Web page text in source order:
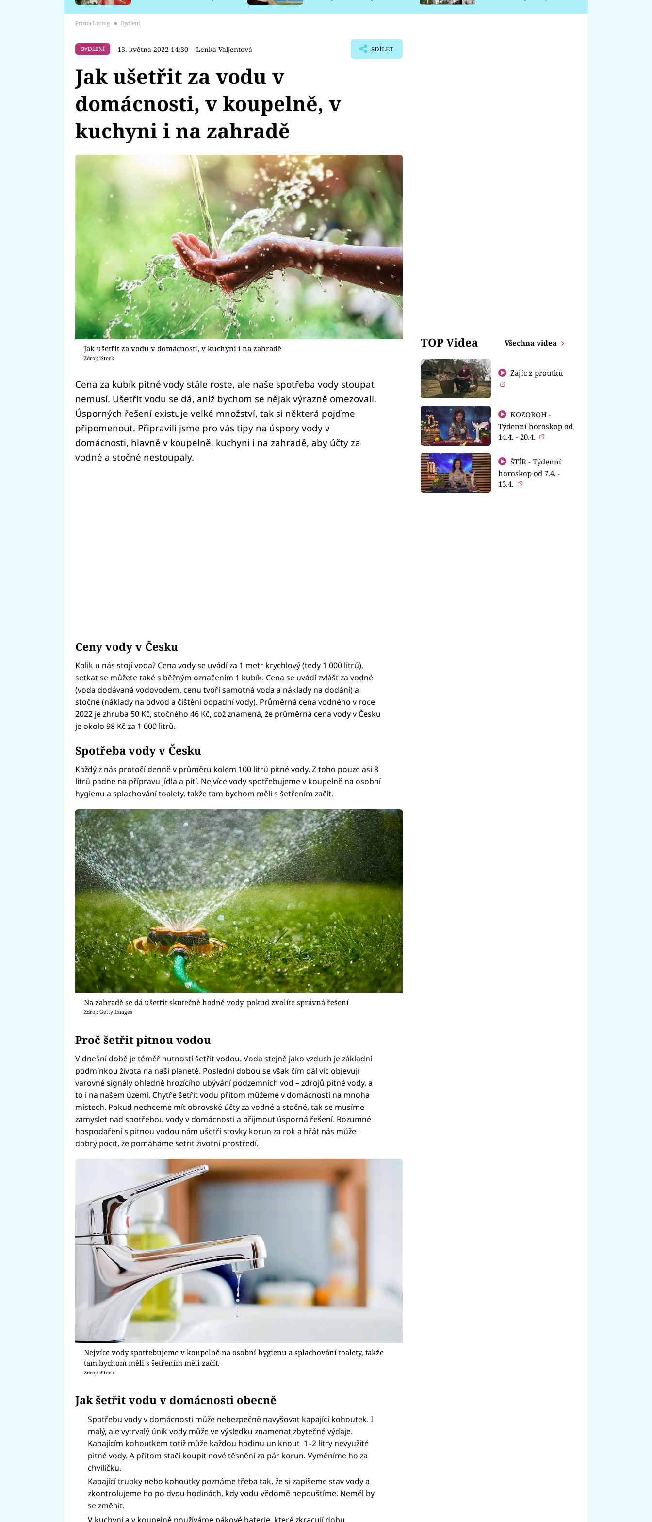
Prima Living ■ Bydlení
BYDLENÍ 13. května 2022 14:30 Lenka Valjentová SDÍLET
Jak ušetřit za vodu v
domácnosti, v koupelně, v
kuchyni i na zahradě
Jak ušetřit za vodu v domácnosti, v kuchyni i na zahradě
Zdroj: iStock
Cena za kubík pitné vody stále roste, ale naše spotřeba vody stoupat
nemusí. Ušetřit vodu se dá, aniž bychom se nějak výrazně omezovali.
Úsporných řešení existuje velké množství, tak si některá pojďme
připomenout. Připravili jsme pro vás tipy na úspory vody v
domácnosti, hlavně v koupelně, kuchyni i na zahradě, aby účty za
vodné a stočné nestoupaly.
Ceny vody v Česku
Kolik u nás stojí voda? Cena vody se uvádí za 1 metr krychlový (tedy 1 000 litrů),
setkat se můžete také s běžným označením 1 kubík. Cena se uvádí zvlášť za vodné
(voda dodávaná vodovodem, cenu tvoří samotná voda a náklady na dodání) a
stočné (náklady na odvod a čištění odpadní vody). Průměrná cena vodného v roce
2022 je zhruba 50 Kč, stočného 46 Kč, což znamená, že průměrná cena vody v Česku
je okolo 98 Kč za 1 000 litrů.
Spotřeba vody v Česku
Každý z nás protočí denně v průměru kolem 100 litrů pitné vody. Z toho pouze asi 8
litrů padne na přípravu jídla a pití. Nejvíce vody spotřebujeme v koupelně na osobní
hygienu a splachování toalety, takže tam bychom měli s šetřením začít.
Na zahradě se dá ušetřit skutečně hodně vody, pokud zvolíte správná řešení
Zdroj: Getty Images
Proč šetřit pitnou vodou
V dnešní době je téměř nutností šetřit vodou. Voda stejně jako vzduch je základní
podmínkou života na naší planetě. Poslední dobou se však čím dál víc objevují
varovné signály ohledně hrozícího ubývání podzemních vod – zdrojů pitné vody, a
to i na našem území. Chytře šetřit vodu přitom můžeme v domácnosti na mnoha
místech. Pokud nechceme mít obrovské účty za vodné a stočné, tak se musíme
zamyslet nad spotřebou vody v domácnosti a přijmout úsporná řešení. Rozumné
hospodaření s pitnou vodou nám ušetří stovky korun za rok a hřát nás může i
dobrý pocit, že pomáháme šetřit životní prostředí.
Nejvíce vody spotřebujeme v koupelně na osobní hygienu a splachování toalety, takže
tam bychom měli s šetřením měli začít.
Zdroj: iStock
Jak šetřit vodu v domácnosti obecně
Spotřebu vody v domácnosti může nebezpečně navyšovat kapající kohoutek. I
malý, ale vytrvalý únik vody může ve výsledku znamenat zbytečné výdaje.
Kapajícím kohoutkem totiž může každou hodinu uniknout 1–2 litry nevyužité
pitné vody. A přitom stačí koupit nové těsnění za pár korun. Vyměníme ho za
chviličku.
Kapající trubky nebo kohoutky poznáme třeba tak, že si zapíšeme stav vody a
zkontrolujeme ho po dvou hodinách, kdy vodu vědomě nepouštíme. Neměl by
se změnit.
V kuchyni a v koupelně používáme pákové baterie, které zkracují dobu
TOP Videa Všechna videa
Zajíc z proutků
KOZOROH -
Týdenní horoskop od
14.4. - 20.4.
ŠTÍR - Týdenní
horoskop od 7.4. -
13.4.